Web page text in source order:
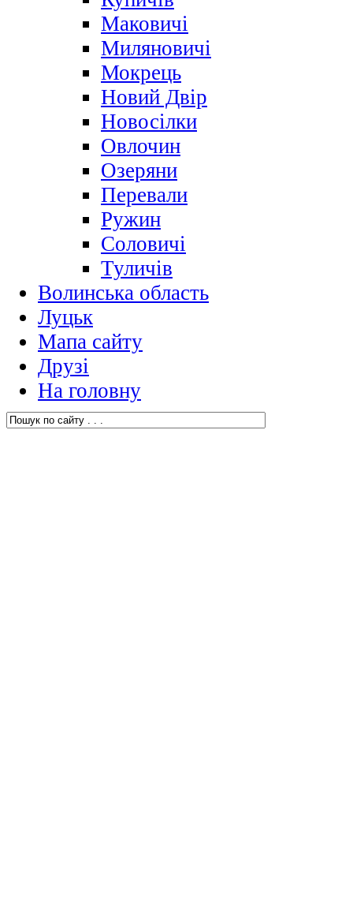
Маковичі
Миляновичі
Мокрець
Новий Двір
Новосілки
Овлочин
Озеряни
Перевали
Ружин
Соловичі
Туличів
Волинська область
Луцьк
Мапа сайту
Друзі
На головну